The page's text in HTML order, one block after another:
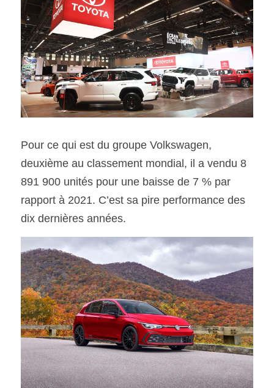
Pour ce qui est du groupe Volkswagen,
deuxième au classement mondial, il a vendu 8
891 900 unités pour une baisse de 7 % par
rapport à 2021. C’est sa pire performance des
dix dernières années.